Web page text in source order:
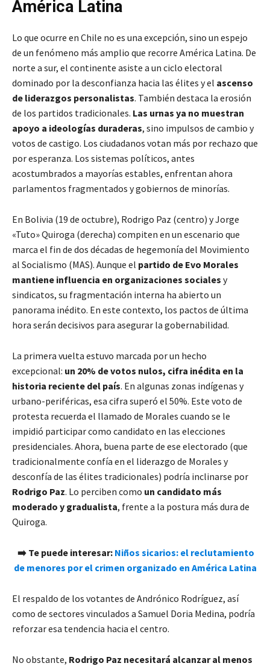
América Latina
Lo que ocurre en Chile no es una excepción, sino un espejo
de un fenómeno más amplio que recorre América Latina. De
norte a sur, el continente asiste a un ciclo electoral
dominado por la desconfianza hacia las élites y el ascenso
de liderazgos personalistas. También destaca la erosión
de los partidos tradicionales. Las urnas ya no muestran
apoyo a ideologías duraderas, sino impulsos de cambio y
votos de castigo. Los ciudadanos votan más por rechazo que
por esperanza. Los sistemas políticos, antes
acostumbrados a mayorías estables, enfrentan ahora
parlamentos fragmentados y gobiernos de minorías.
En Bolivia (19 de octubre), Rodrigo Paz (centro) y Jorge
«Tuto» Quiroga (derecha) compiten en un escenario que
marca el fin de dos décadas de hegemonía del Movimiento
al Socialismo (MAS). Aunque el partido de Evo Morales
mantiene influencia en organizaciones sociales y
sindicatos, su fragmentación interna ha abierto un
panorama inédito. En este contexto, los pactos de última
hora serán decisivos para asegurar la gobernabilidad.
La primera vuelta estuvo marcada por un hecho
excepcional: un 20% de votos nulos, cifra inédita en la
historia reciente del país. En algunas zonas indígenas y
urbano-periféricas, esa cifra superó el 50%. Este voto de
protesta recuerda el llamado de Morales cuando se le
impidió participar como candidato en las elecciones
presidenciales. Ahora, buena parte de ese electorado (que
tradicionalmente confía en el liderazgo de Morales y
desconfía de las élites tradicionales) podría inclinarse por
Rodrigo Paz. Lo perciben como un candidato más
moderado y gradualista, frente a la postura más dura de
Quiroga.
➡️ Te puede interesar: Niños sicarios: el reclutamiento
de menores por el crimen organizado en América Latina
El respaldo de los votantes de Andrónico Rodríguez, así
como de sectores vinculados a Samuel Doria Medina, podría
reforzar esa tendencia hacia el centro.
No obstante, Rodrigo Paz necesitará alcanzar al menos